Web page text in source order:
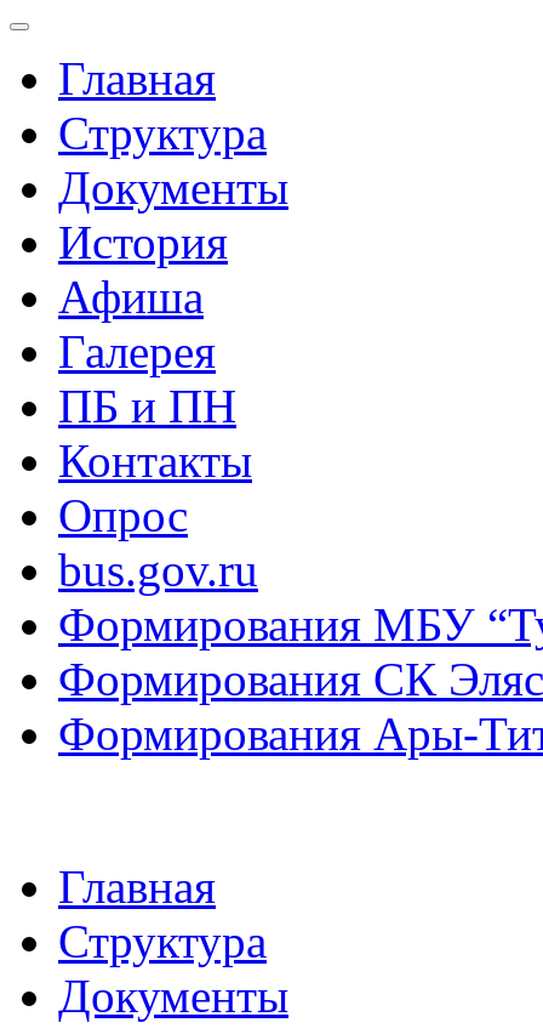
Главная
Структура
Документы
История
Афиша
Галерея
ПБ и ПН
Контакты
Опрос
bus.gov.ru
Формирования МБУ
Формирования СК
Формирования Ары-
Главная
Структура
Документы